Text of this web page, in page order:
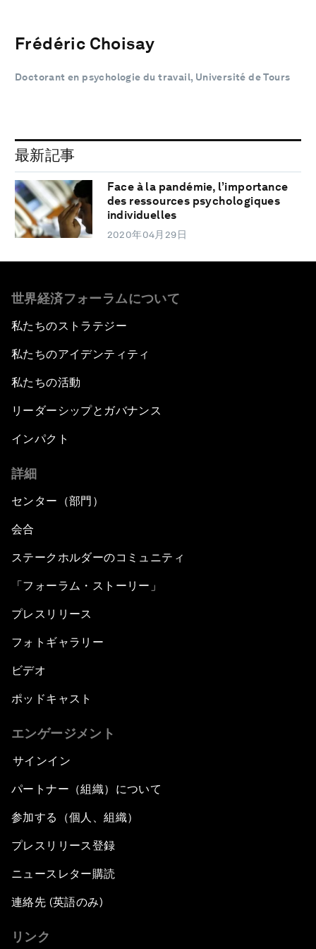
Frédéric Choisay
Doctorant en psychologie du travail, Université de Tours
最新記事
Face à la pandémie, l’importance
des ressources psychologiques
individuelles
2020年04月29日
世界経済フォーラムについて
私たちのストラテジー
私たちのアイデンティティ
私たちの活動
リーダーシップとガバナンス
インパクト
詳細
センター（部門）
会合
ステークホルダーのコミュニティ
「フォーラム・ストーリー」
プレスリリース
フォトギャラリー
ビデオ
ポッドキャスト
エンゲージメント
サインイン
パートナー（組織）について
参加する（個人、組織）
プレスリリース登録
ニュースレター購読
連絡先 (英語のみ)
リンク